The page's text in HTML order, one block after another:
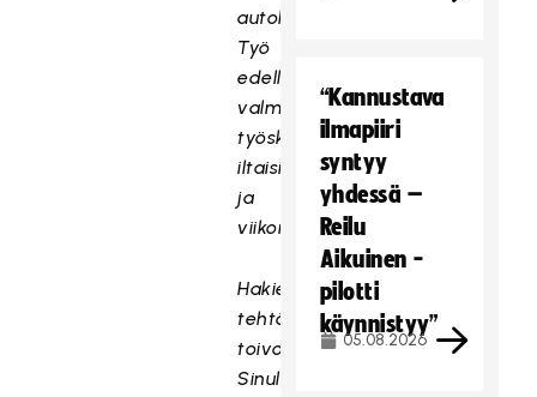
autolla.
Työ
edellyttää
valmiutta
työskennellä
iltaisin
ja
viikonloppuisin.
Hakiessasi
tehtävään
toivomme
Sinulta
“Kannustava
ilmapiiri
syntyy
yhdessä –
Reilu
Aikuinen -
pilotti
käynnistyy”
05.08.2026